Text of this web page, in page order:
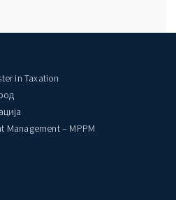
in Taxation
Management – MPPM